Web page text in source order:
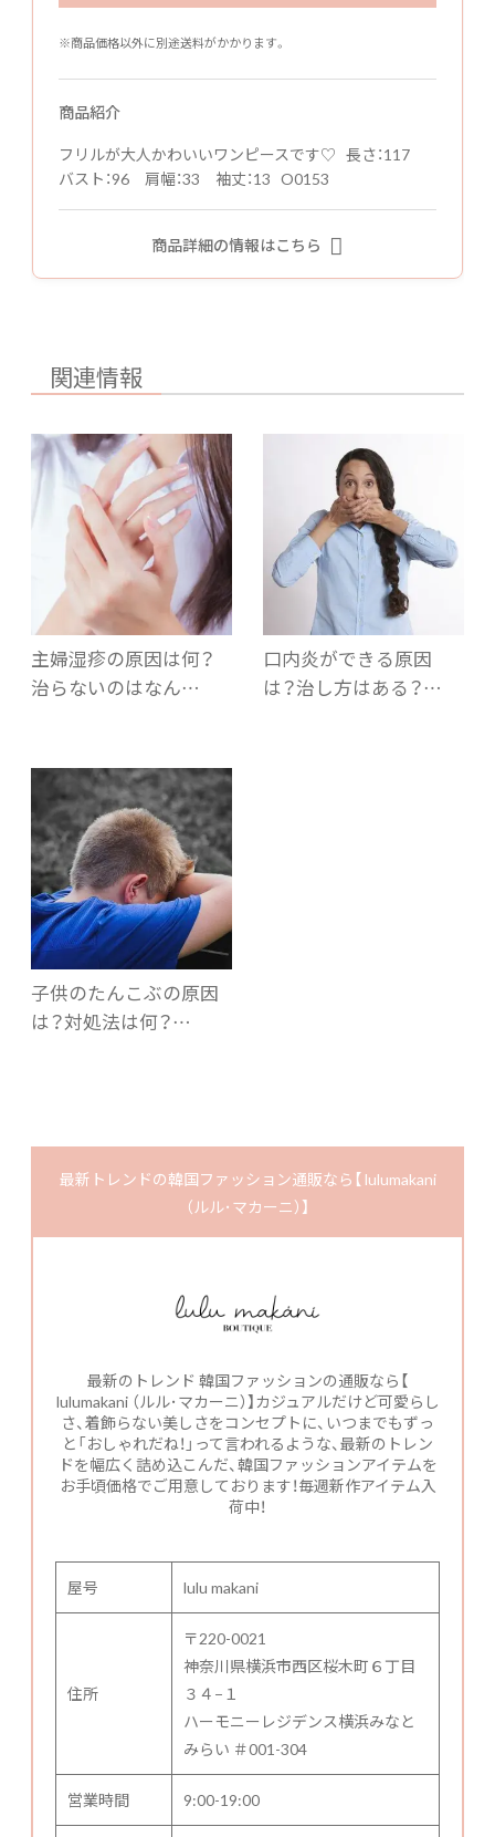
※商品価格以外に別途送料がかかります。
商品紹介
フリルが大人かわいいワンピースです♡ 長さ：117
バスト：96 肩幅：33 袖丈：13 O0153
商品詳細の情報はこちら
関連情報
主婦湿疹の原因は何？
治らないのはなん…
口内炎ができる原因
は？治し方はある？…
子供のたんこぶの原因
は？対処法は何？…
最新トレンドの韓国ファッション通販なら【 lulumakani
（ルル･マカーニ）】
最新のトレンド 韓国ファッションの通販なら【
lulumakani （ルル･マカーニ）】カジュアルだけど可愛らし
さ、着飾らない美しさをコンセプトに、いつまでもずっ
と「おしゃれだね！」って言われるような、最新のトレン
ドを幅広く詰め込こんだ、韓国ファッションアイテムを
お手頃価格でご用意しております！毎週新作アイテム入
荷中！
屋号 lulu makani
住所
〒220-0021
神奈川県横浜市西区桜木町６丁目
３４−１
ハーモニーレジデンス横浜みなと
みらい ＃001-304
営業時間 9:00-19:00